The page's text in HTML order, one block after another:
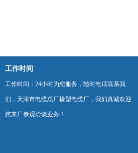
工作时间
工作时间：24小时为您服务，随时电话联系我
们，天津市电缆总厂橡塑电缆厂，我们真诚欢迎
您来厂参观洽谈业务！